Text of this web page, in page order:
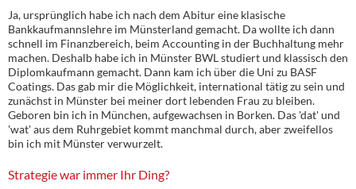
Ja, ursprünglich habe ich nach dem Abitur eine klasische
Bankkaufmannslehre im Münsterland gemacht. Da wollte ich dann
schnell im Finanzbereich, beim Accounting in der Buchhaltung mehr
machen. Deshalb habe ich in Münster BWL studiert und klassisch den
Diplomkaufmann gemacht. Dann kam ich über die Uni zu BASF
Coatings. Das gab mir die Möglichkeit, international tätig zu sein und
zunächst in Münster bei meiner dort lebenden Frau zu bleiben.
Geboren bin ich in München, aufgewachsen in Borken. Das 'dat' und
'wat' aus dem Ruhrgebiet kommt manchmal durch, aber zweifellos
bin ich mit Münster verwurzelt.
Strategie war immer Ihr Ding?